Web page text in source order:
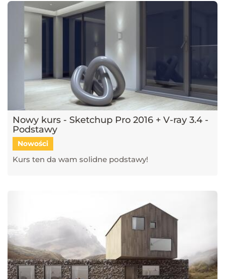
Nowy kurs - Sketchup Pro 2016 + V-ray 3.4 -
Podstawy
Nowości
Kurs ten da wam solidne podstawy!